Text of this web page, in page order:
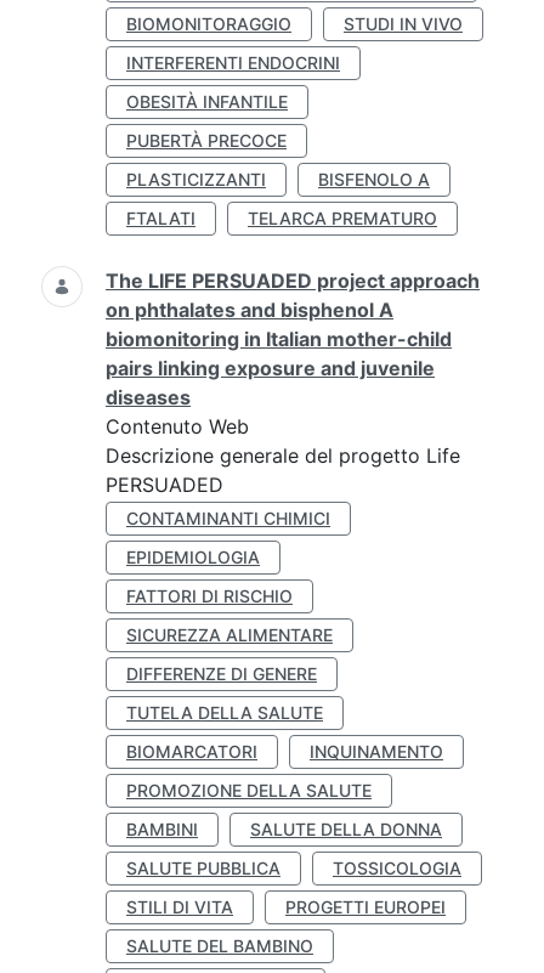
BIOMONITORAGGIO
STUDI IN VIVO
INTERFERENTI ENDOCRINI
OBESITÀ INFANTILE
PUBERTÀ PRECOCE
PLASTICIZZANTI
BISFENOLO A
FTALATI
TELARCA PREMATURO
The LIFE PERSUADED project approach
on phthalates and bisphenol A
biomonitoring in Italian mother-child
pairs linking exposure and juvenile
diseases
Contenuto Web
Descrizione generale del progetto Life
PERSUADED
CONTAMINANTI CHIMICI
EPIDEMIOLOGIA
FATTORI DI RISCHIO
SICUREZZA ALIMENTARE
DIFFERENZE DI GENERE
TUTELA DELLA SALUTE
BIOMARCATORI
INQUINAMENTO
PROMOZIONE DELLA SALUTE
BAMBINI
SALUTE DELLA DONNA
SALUTE PUBBLICA
TOSSICOLOGIA
STILI DI VITA
PROGETTI EUROPEI
SALUTE DEL BAMBINO